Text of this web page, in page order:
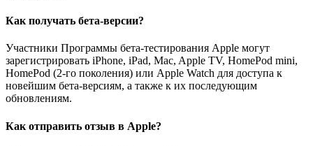
Как получать бета-версии?
Участники Программы бета-тестирования Apple могут
зарегистрировать iPhone, iPad, Mac, Apple TV, HomePod mini,
HomePod (2‑го поколения) или Apple Watch для доступа к
новейшим бета-версиям, а также к их последующим
обновлениям.
Как отправить отзыв в Apple?